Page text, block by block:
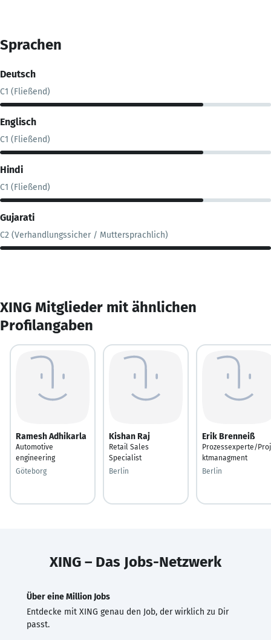
Sprachen
Deutsch
C1 (Fließend)
Englisch
C1 (Fließend)
Hindi
C1 (Fließend)
Gujarati
C2 (Verhandlungssicher / Muttersprachlich)
XING Mitglieder mit ähnlichen
Profilangaben
Ramesh Adhikarla
Automotive
engineering
Göteborg
Kishan Raj
Retail Sales
Specialist
Berlin
Erik Brenneiß
Prozessexperte/
ktmanagment
Berlin
XING – Das Jobs-Netzwerk
Über eine Million Jobs
Entdecke mit XING genau den Job, der wirklich zu Dir
passt.